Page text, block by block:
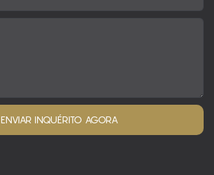
ENVIAR INQUÉRITO AGORA